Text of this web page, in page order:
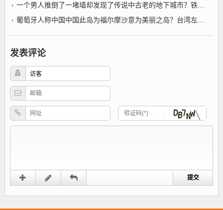
一个男人推倒了一堵墙却发现了传说中古老的地下城市？铁器时代小说
葡萄牙人称中国中国此岛为福尔摩沙意为美丽之岛？台湾左镇人
发表评论